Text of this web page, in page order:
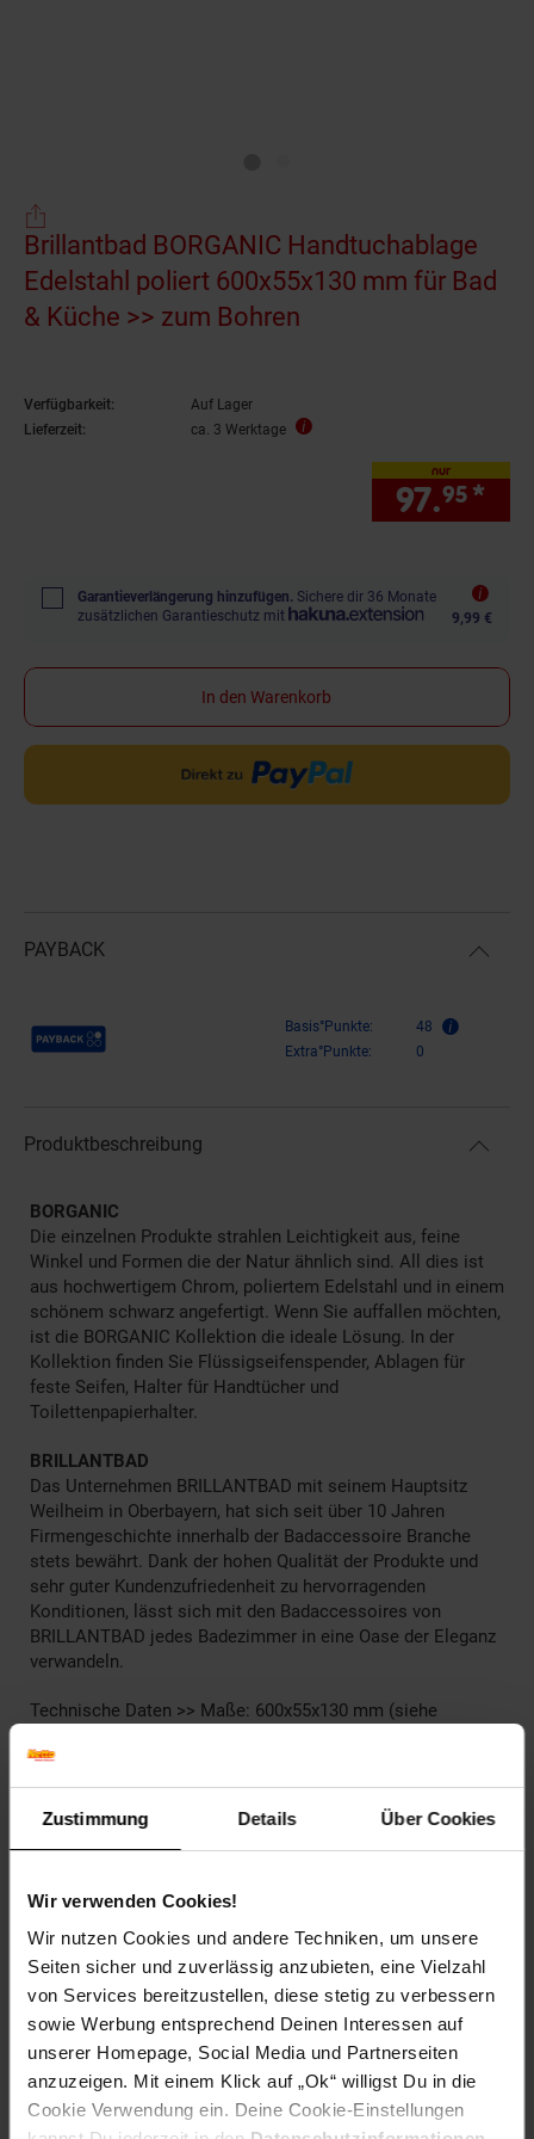
Zustimmung Details Über Cookies
Wir verwenden Cookies!
Wir nutzen Cookies und andere Techniken, um unsere
Seiten sicher und zuverlässig anzubieten, eine Vielzahl
von Services bereitzustellen, diese stetig zu verbessern
sowie Werbung entsprechend Deinen Interessen auf
unserer Homepage, Social Media und Partnerseiten
anzuzeigen. Mit einem Klick auf „Ok“ willigst Du in die
Cookie Verwendung ein. Deine Cookie-Einstellungen
Brillantbad BORGANIC Handtuchablage
Edelstahl poliert 600x55x130 mm für Bad
& Küche >> zum Bohren
Verfügbarkeit:
Auf Lager
Lieferzeit:
ca. 3 Werktage
nur
97.95 *
Garantieverlängerung hinzufügen. Sichere dir 36 Monate
zusätzlichen Garantieschutz mit
9,99 €
In den Warenkorb
PAYBACK
Payback Punkte Basis°Punkte:
48
Extra°Punkte:
0
Produktbeschreibung
BORGANIC
Die einzelnen Produkte strahlen Leichtigkeit aus, feine
Winkel und Formen die der Natur ähnlich sind. All dies ist
aus hochwertigem Chrom, poliertem Edelstahl und in einem
schönem schwarz angefertigt. Wenn Sie auffallen möchten,
ist die BORGANIC Kollektion die ideale Lösung. In der
Kollektion finden Sie Flüssigseifenspender, Ablagen für
feste Seifen, Halter für Handtücher und
Toilettenpapierhalter.
BRILLANTBAD
Das Unternehmen BRILLANTBAD mit seinem Hauptsitz
Weilheim in Oberbayern, hat sich seit über 10 Jahren
Firmengeschichte innerhalb der Badaccessoire Branche
stets bewährt. Dank der hohen Qualität der Produkte und
sehr guter Kundenzufriedenheit zu hervorragenden
Konditionen, lässt sich mit den Badaccessoires von
BRILLANTBAD jedes Badezimmer in eine Oase der Eleganz
verwandeln.
Technische Daten >> Maße: 600x55x130 mm (siehe
Poliert | Montagehinweis: Einfach zu installieren mit
beiliegendem Schrauben- & Dübelset | Lieferumfang: Artikel
inkl. Montagematerial Schrauben & Dübelset (wenn
benötigt), 3M Stripes (wenn benötigt enthalten), Klebeset
beachten Sie auch den Montage Hinweis!
Artikelnummer: 2736239000
EAN: 4250657518823
Weiteres Bad-Zubehör
Versandinformationen